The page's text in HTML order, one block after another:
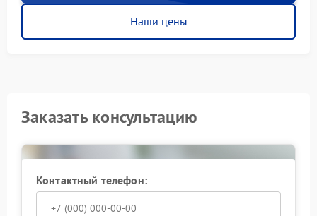
Наши цены
Заказать консультацию
Контактный телефон: